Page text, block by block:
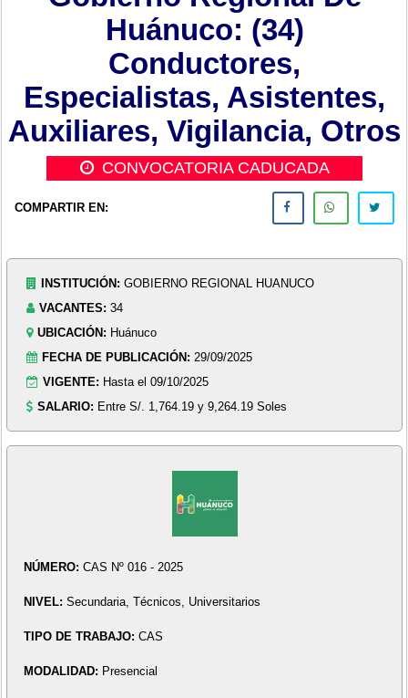
Huánuco: (34)
Conductores,
Especialistas, Asistentes,
Auxiliares, Vigilancia, Otros
CONVOCATORIA CADUCADA
COMPARTIR EN:
INSTITUCIÓN: GOBIERNO REGIONAL HUANUCO
VACANTES: 34
UBICACIÓN: Huánuco
FECHA DE PUBLICACIÓN: 29/09/2025
VIGENTE: Hasta el 09/10/2025
SALARIO: Entre S/. 1,764.19 y 9,264.19 Soles
NÚMERO: CAS Nº 016 - 2025
NIVEL: Secundaria, Técnicos, Universitarios
TIPO DE TRABAJO: CAS
MODALIDAD: Presencial